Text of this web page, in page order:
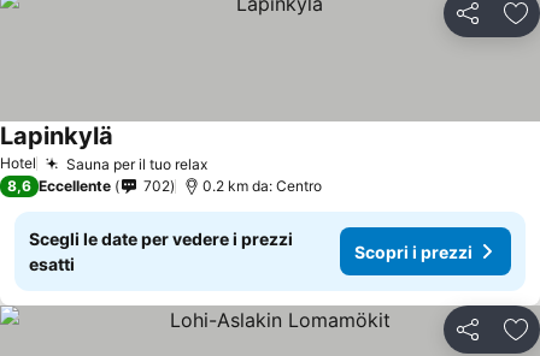
Condividi
Hotel Sauna per il tuo relax
Lapinkylä
8,6 Eccellente 702 0.2 km da: Centro
Scegli le date per vedere i prezzi
esatti
Scopri i prezzi
Condividi